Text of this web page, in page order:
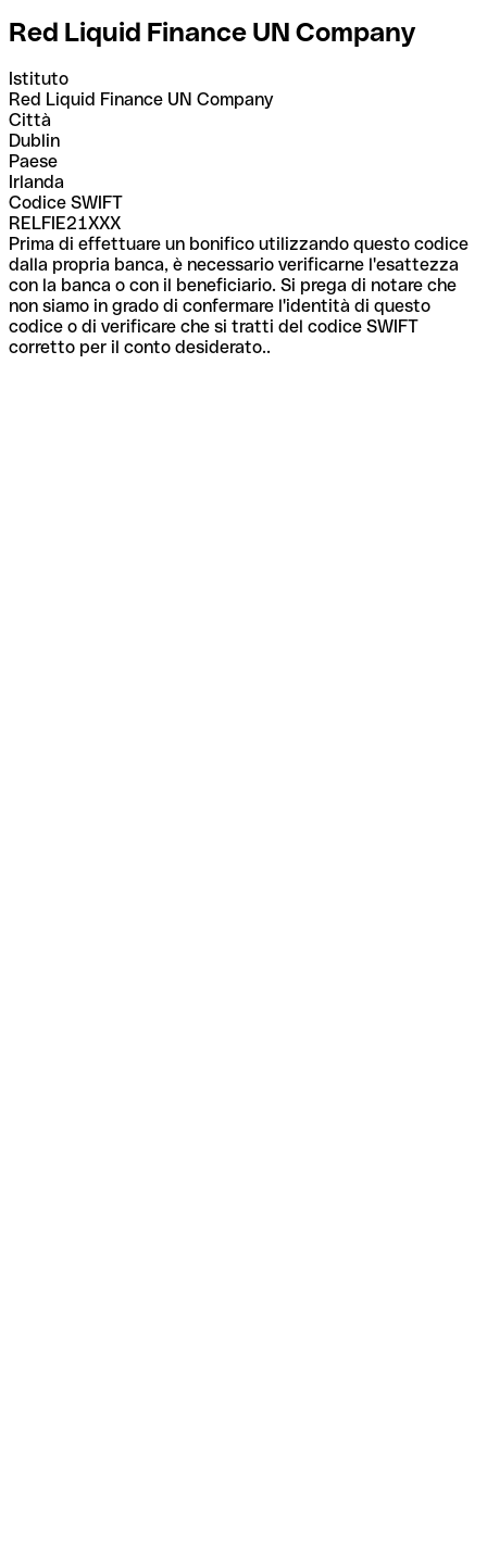
Red Liquid Finance UN Company
Istituto
Red Liquid Finance UN Company
Città
Dublin
Paese
Irlanda
Codice SWIFT
RELFIE21XXX
Prima di effettuare un bonifico utilizzando questo codice
dalla propria banca, è necessario verificarne l'esattezza
con la banca o con il beneficiario. Si prega di notare che
non siamo in grado di confermare l'identità di questo
codice o di verificare che si tratti del codice SWIFT
corretto per il conto desiderato..